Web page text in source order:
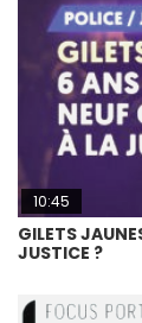
10:45
GILETS
JUSTICE ?